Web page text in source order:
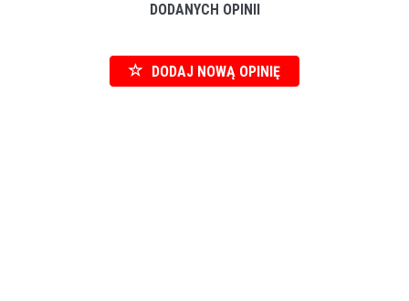
DODANYCH OPINII
DODAJ NOWĄ OPINIĘ